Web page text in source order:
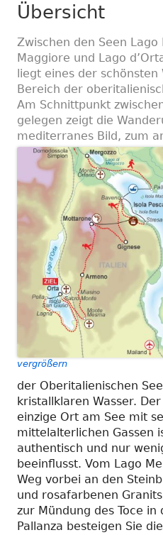
Übersicht
Zwischen den Seen Lago
Maggiore und Lago
liegt eines der
Bereich der
Am Schnittpunkt
gelegen zeigt die
mediterranes Bild, zum
vergrößern
der Oberitalienischen
kristallklaren Wasser.
einzige Ort am See mit
mittelalterlichen Gassen
authentisch und nur
beeinflusst. Vom Lago
Weg vorbei an den
und rosafarbenen
zur Mündung des Toce
Pallanza besteigen Sie